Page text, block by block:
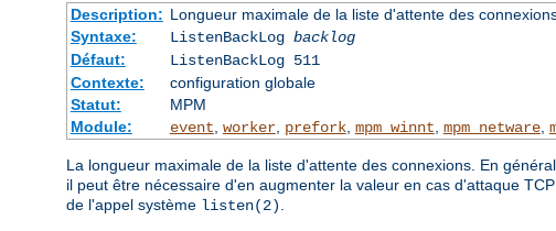
Description: Longueur maximale de la liste d'attente des
Syntaxe:
ListenBackLog backlog
Défaut:
ListenBackLog 511
Contexte:
configuration globale
Statut:
MPM
Module:
event, worker, prefork, mpm_winnt, mpm_netware,
La longueur maximale de la liste d'attente des connexions. En
il peut être nécessaire d'en augmenter la valeur en cas d'attaque
de l'appel système listen(2).